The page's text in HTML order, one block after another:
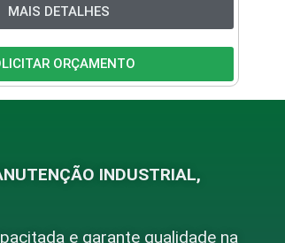
MAIS DETALHES
ORÇAMENTO
INDUSTRIAL,
e garante qualidade na